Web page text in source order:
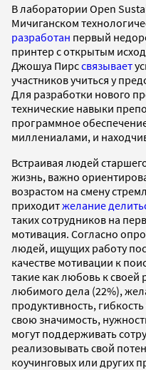
В лаборатории Open
Мичиганском
разработан первый
принтер с открытым
Джошуа Пирссвязывает
участников учиться у
Для разработки нового
технические навыки
программное
миллениалами, и
Встраивая людей
жизнь, важно
возрастом на смену
приходитжелание
таких сотрудников на
мотивация. Согласно
людей, ищущих работу
качестве мотивации к
такие как любовь к своей
любимого дела (22%),
продуктивность,
свою значимость,
могут поддерживать
реализовывать свой
коучинговых или других